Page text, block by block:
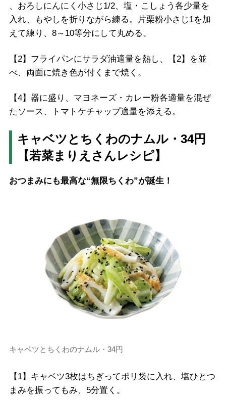
、おろしにんにく小さじ1/2、塩・こしょう各少量を
入れ、もやしを折りながら練る。片栗粉小さじ1を加
えて練り、8～10等分にして丸める。
【2】フライパンにサラダ油適量を熱し、【2】を並
べ、両面に焼き色が付くまで焼く。
【4】器に盛り、マヨネーズ・カレー粉各適量を混ぜ
たソース、トマトケチャップ適量を添える。
キャベツとちくわのナムル・34円
【若菜まりえさんレシピ】
おつまみにも最高な“無限ちくわ”が誕生！
キャベツとちくわのナムル・34円
【1】キャベツ3枚はちぎってポリ袋に入れ、塩ひとつ
まみを振ってもみ、5分置く。